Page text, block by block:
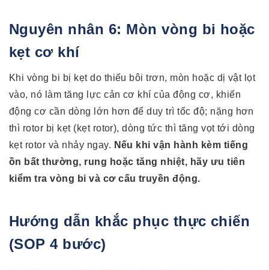
Nguyên nhân 6: Mòn vòng bi hoặc
kẹt cơ khí
Khi vòng bi bị kẹt do thiếu bôi trơn, mòn hoặc dị vật lọt
vào, nó làm tăng lực cản cơ khí của động cơ, khiến
động cơ cần dòng lớn hơn để duy trì tốc độ; nặng hơn
thì rotor bị kẹt (kẹt rotor), dòng tức thì tăng vọt tới dòng
kẹt rotor và nhảy ngay. Nếu khi vận hành kèm tiếng
ồn bất thường, rung hoặc tăng nhiệt, hãy ưu tiên
kiểm tra vòng bi và cơ cấu truyền động.
Hướng dẫn khắc phục thực chiến
(SOP 4 bước)